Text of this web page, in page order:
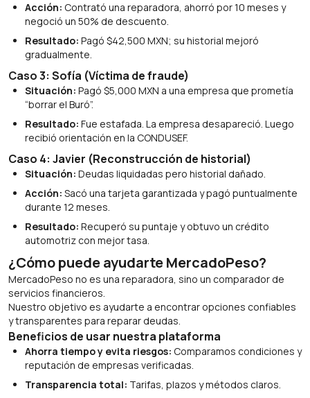
Acción: Contrató una reparadora, ahorró por 10 meses y
negoció un 50% de descuento.
Resultado: Pagó $42,500 MXN; su historial mejoró
gradualmente.
Caso 3: Sofía (Víctima de fraude)
Situación: Pagó $5,000 MXN a una empresa que prometía
“borrar el Buró”.
Resultado: Fue estafada. La empresa desapareció. Luego
recibió orientación en la CONDUSEF.
Caso 4: Javier (Reconstrucción de historial)
Situación: Deudas liquidadas pero historial dañado.
Acción: Sacó una tarjeta garantizada y pagó puntualmente
durante 12 meses.
Resultado: Recuperó su puntaje y obtuvo un crédito
automotriz con mejor tasa.
¿Cómo puede ayudarte MercadoPeso?
MercadoPeso no es una reparadora, sino un comparador de
servicios financieros.
Nuestro objetivo es ayudarte a encontrar opciones confiables
y transparentes para reparar deudas.
Beneficios de usar nuestra plataforma
Ahorra tiempo y evita riesgos: Comparamos condiciones y
reputación de empresas verificadas.
Transparencia total: Tarifas, plazos y métodos claros.